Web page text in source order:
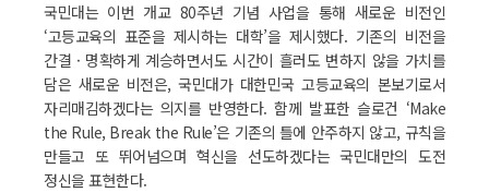
국민대는 이번 개교 80주년 기념 사업을 통해 새로운 비전인
‘고등교육의 표준을 제시하는 대학’을 제시했다. 기존의 비전을
간결 · 명확하게 계승하면서도 시간이 흘러도 변하지 않을 가치를
담은 새로운 비전은, 국민대가 대한민국 고등교육의 본보기로서
자리매김하겠다는 의지를 반영한다. 함께 발표한 슬로건 ‘Make
the Rule, Break the Rule’은 기존의 틀에 안주하지 않고, 규칙을
만들고 또 뛰어넘으며 혁신을 선도하겠다는 국민대만의 도전
정신을 표현한다.